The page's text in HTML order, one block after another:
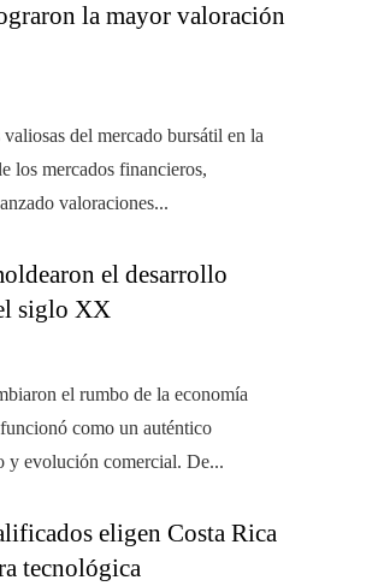
la mayor valoración
del mercado bursátil en la
los mercados financieros,
valoraciones...
el desarrollo
siglo XX
el rumbo de la economía
como un auténtico
y evolución comercial. De...
eligen Costa Rica
tecnológica